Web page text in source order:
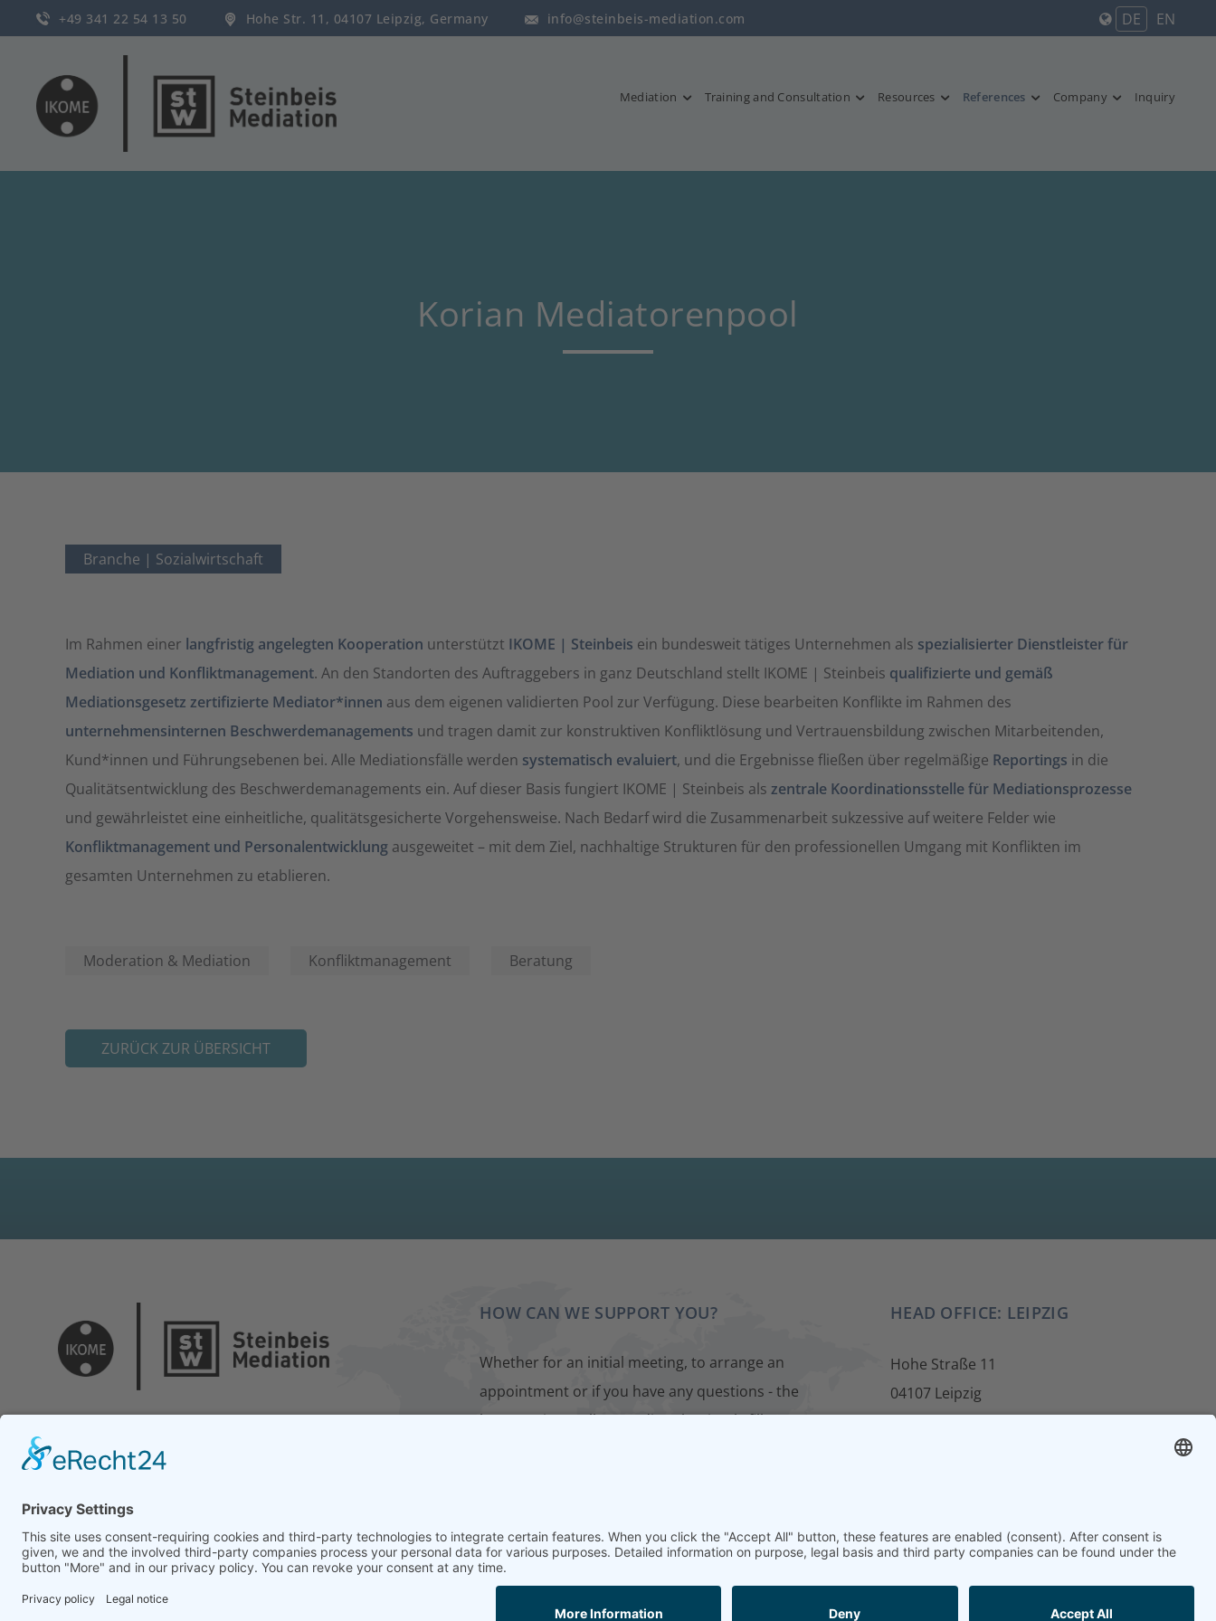
+49 341 22 54 13 50 Hohe Str. 11, 04107 Leipzig, Germany info@steinbeis-mediation.com DE EN
Mediation Training and Consultation Resources References Company Inquiry
Korian Mediatorenpool
Branche | Sozialwirtschaft
Im Rahmen einer langfristig angelegten Kooperation unterstützt IKOME | Steinbeis ein bundesweit tätiges Unternehmen als spezialisierter Dienstleister für
Mediation und Konfliktmanagement. An den Standorten des Auftraggebers in ganz Deutschland stellt IKOME | Steinbeis qualifizierte und gemäß
Mediationsgesetz zertifizierte Mediator*innen aus dem eigenen validierten Pool zur Verfügung. Diese bearbeiten Konflikte im Rahmen des
unternehmensinternen Beschwerdemanagements und tragen damit zur konstruktiven Konfliktlösung und Vertrauensbildung zwischen Mitarbeitenden,
Kund*innen und Führungsebenen bei. Alle Mediationsfälle werden systematisch evaluiert, und die Ergebnisse fließen über regelmäßige Reportings in die
Qualitätsentwicklung des Beschwerdemanagements ein. Auf dieser Basis fungiert IKOME | Steinbeis als zentrale Koordinationsstelle für Mediationsprozesse
und gewährleistet eine einheitliche, qualitätsgesicherte Vorgehensweise. Nach Bedarf wird die Zusammenarbeit sukzessive auf weitere Felder wie
Konfliktmanagement und Personalentwicklung ausgeweitet – mit dem Ziel, nachhaltige Strukturen für den professionellen Umgang mit Konflikten im
gesamten Unternehmen zu etablieren.
Moderation & Mediation Konfliktmanagement Beratung
ZURÜCK ZUR ÜBERSICHT
HOW CAN WE SUPPORT YOU?
Whether for an initial meeting, to arrange an
appointment or if you have any questions - the
best way is to talk to us directly. Simply fill out our
CONTACT FORM
HEAD OFFICE: LEIPZIG
Hohe Straße 11
04107 Leipzig